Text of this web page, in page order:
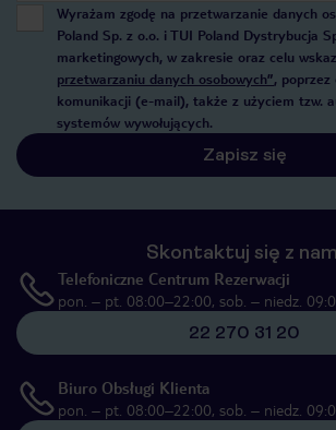
Wyrażam zgodę na przetwarzanie danych
Poland Sp. z o.o. i TUI Poland Dystrybucja
marketingowych, w zakresie oraz celu
przetwarzaniu danych osobowych”,
komunikacji (e-mail), także z użyciem tzw.
systemów wywołujących.
Zapisz się
Skontaktuj się z
Telefoniczne Centrum Rezerwacji
pon. – pt. 08:00–22:00, sob. – niedz.
22 270 31 20
Biuro Obsługi Klienta
pon. – pt. 08:00–22:00, sob. – niedz.